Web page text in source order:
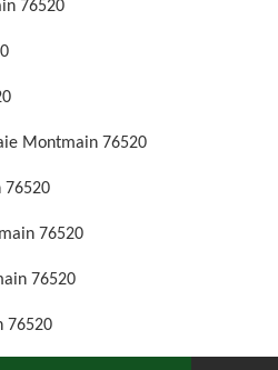
76520
Montmain 76520
76520
76520
76520
76520